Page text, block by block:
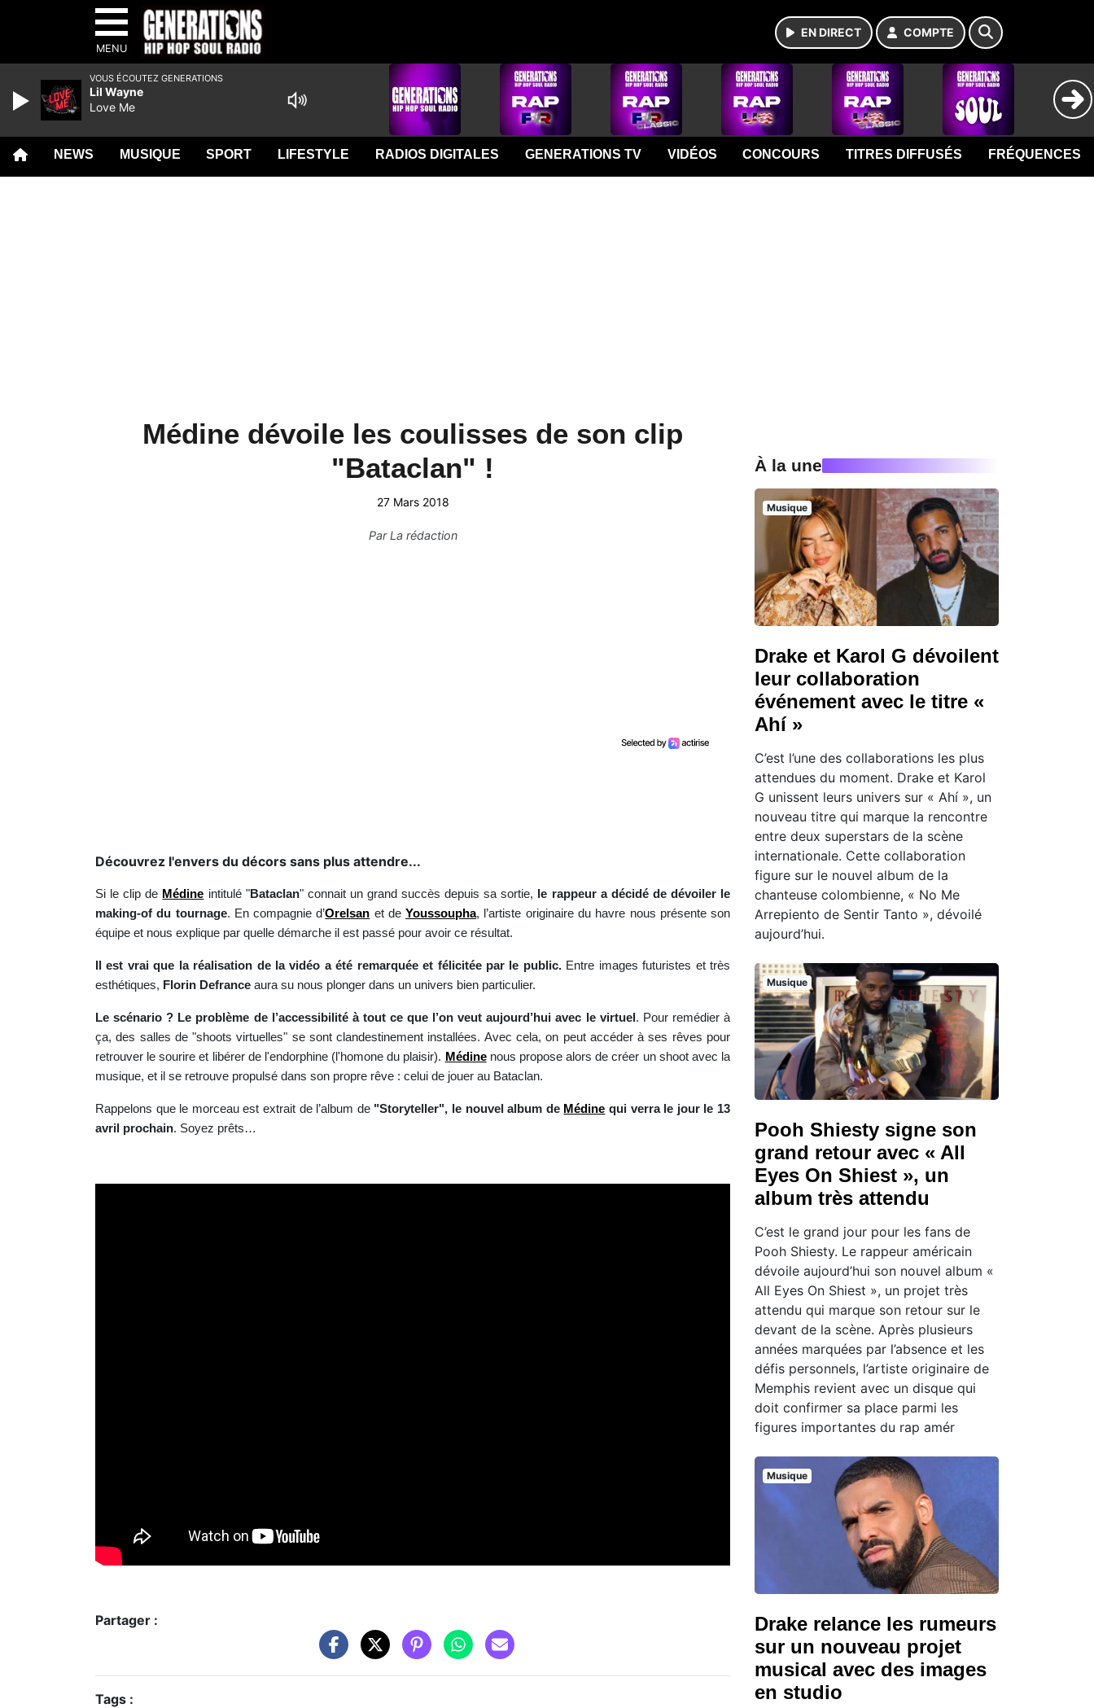
MENU
EN DIRECT COMPTE
NEWS MUSIQUE SPORT LIFESTYLE RADIOS DIGITALES GENERATIONS TV VIDÉOS CONCOURS TITRES DIFFUSÉS FRÉQUENCES
Médine dévoile les coulisses de son clip
"Bataclan" !
27 Mars 2018
ParLa rédaction
Découvrez l'envers du décors sans plus attendre...
Si le clip de Médine intitulé "Bataclan" connait un grand succès depuis sa sortie,
le rappeur a décidé de dévoiler le
making-of du tournage. En compagnie d’Orelsan et deYoussoupha, l’artiste originaire du havre nous présente son
équipe et nous explique par quelle démarche il est passé pour avoir ce résultat.
Il est vrai que la réalisation de la vidéo a été remarquée et félicitée par le public.Entre images futuristes et très
esthétiques, Florin Defrance aura su nous plonger dans un univers bien particulier.
Le scénario ? Le problème de l’accessibilité à tout ce que l’on veut aujourd’hui avec le virtuel . Pour remédier à
ça, des salles de "shoots virtuelles" se sont clandestinement installées. Avec cela, on peut accéder à ses rêves pour
retrouver le sourire et libérer de l'endorphine (l'homone du plaisir). Médinenous propose alors de créer un shoot avec la
musique, et il se retrouve propulsé dans son propre rêve : celui de jouer au Bataclan.
Rappelons que le morceau est extrait de l’album de"Storyteller", le nouvel album de Médine qui verra le jour le 13
avril prochain. Soyez prêts…
Partager :
Tags :
À la une
Musique
Drake et Karol G dévoilent
leur collaboration
événement avec le titre «
Ahí »
C’est l’une des collaborations les plus
attendues du moment. Drake et Karol
G unissent leurs univers sur « Ahí », un
nouveau titre qui marque la rencontre
entre deux superstars de la scène
internationale. Cette collaboration
figure sur le nouvel album de la
chanteuse colombienne, « No Me
Arrepiento de Sentir Tanto », dévoilé
aujourd’hui.
Musique
Pooh Shiesty signe son
grand retour avec « All
Eyes On Shiest », un
album très attendu
C’est le grand jour pour les fans de
Pooh Shiesty. Le rappeur américain
dévoile aujourd’hui son nouvel album «
All Eyes On Shiest », un projet très
attendu qui marque son retour sur le
devant de la scène. Après plusieurs
années marquées par l’absence et les
défis personnels, l’artiste originaire de
Memphis revient avec un disque qui
doit confirmer sa place parmi les
figures importantes du rap amér
Musique
Drake relance les rumeurs
sur un nouveau projet
musical avec des images
en studio
VOUS ÉCOUTEZ GENERATIONS
Lil Wayne
Love Me